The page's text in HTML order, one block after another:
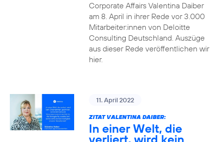
Corporate Affairs Valentina Daiber
am 8. April in ihrer Rede vor 3.000
Mitarbeiter:innen von Deloitte
Consulting Deutschland. Auszüge
aus dieser Rede veröffentlichen wir
hier.
11. April 2022
ZITAT VALENTINA DAIBER:
In einer Welt, die
verliert, wird kein